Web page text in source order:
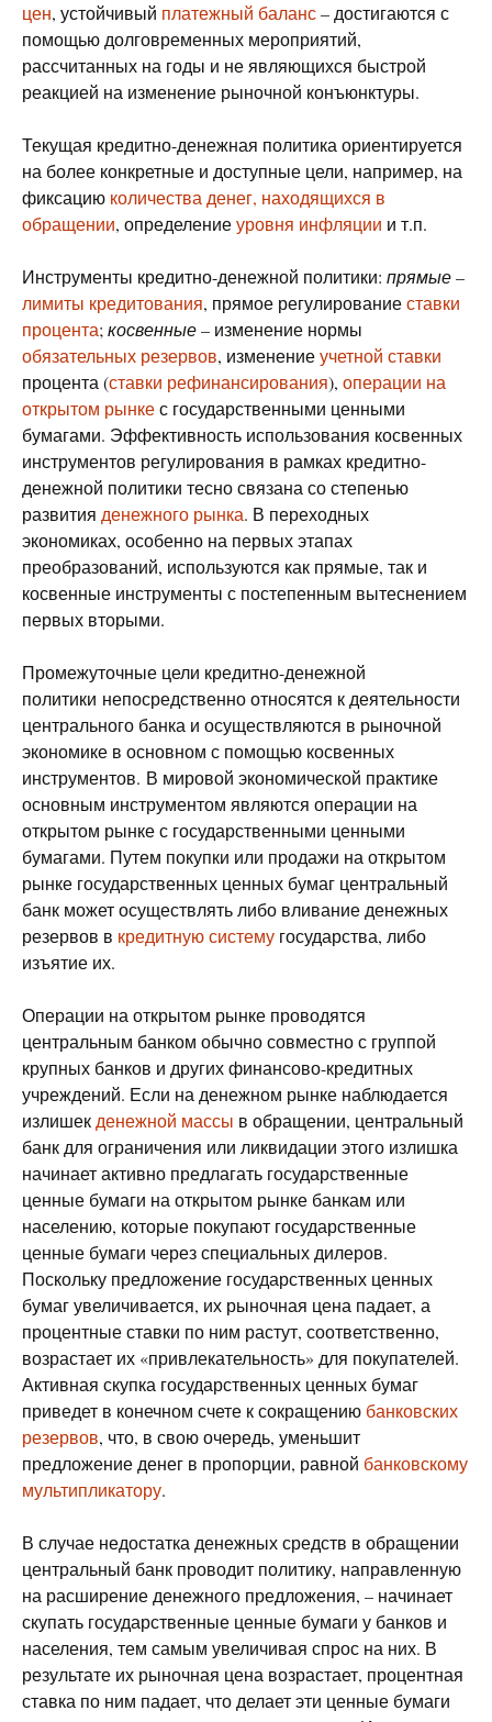
цен, устойчивый платежный баланс– достигаются с
помощью долговременных мероприятий,
рассчитанных на годы и не являющихся быстрой
реакцией на изменение рыночной конъюнктуры.
Текущая кредитно-денежная политика ориентируется
на более конкретные и доступные цели, например, на
фиксацию количества денег, находящихся в
обращении, определениеуровня инфляции и т.п.
Инструменты кредитно-денежной политики: прямые–
лимиты кредитования, прямое регулированиеставки
процента; косвенные– изменение нормы
обязательных резервов, изменениеучетной ставки
процента (ставки рефинансирования), операции на
открытом рынкес государственными ценными
бумагами. Эффективность использования косвенных
инструментов регулирования в рамках кредитно-
денежной политики тесно связана со степенью
развития денежного рынка. В переходных
экономиках, особенно на первых этапах
преобразований, используются как прямые, так и
косвенные инструменты с постепенным вытеснением
первых вторыми.
Промежуточные цели кредитно-денежной
политики непосредственно относятся к деятельности
центрального банка и осуществляются в рыночной
экономике в основном с помощью косвенных
инструментов. В мировой экономической практике
основным инструментом являются операции на
открытом рынке с государственными ценными
бумагами. Путем покупки или продажи на открытом
рынке государственных ценных бумаг центральный
банк может осуществлять либо вливание денежных
резервов в кредитную систему государства, либо
изъятие их.
Операции на открытом рынке проводятся
центральным банком обычно совместно с группой
крупных банков и других финансово-кредитных
учреждений. Если на денежном рынке наблюдается
излишек денежной массы в обращении, центральный
банк для ограничения или ликвидации этого излишка
начинает активно предлагать государственные
ценные бумаги на открытом рынке банкам или
населению, которые покупают государственные
ценные бумаги через специальных дилеров.
Поскольку предложение государственных ценных
бумаг увеличивается, их рыночная цена падает, а
процентные ставки по ним растут, соответственно,
возрастает их «привлекательность» для покупателей.
Активная скупка государственных ценных бумаг
приведет в конечном счете к сокращению банковских
резервов, что, в свою очередь, уменьшит
предложение денег в пропорции, равной банковскому
мультипликатору.
В случае недостатка денежных средств в обращении
центральный банк проводит политику, направленную
на расширение денежного предложения, – начинает
скупать государственные ценные бумаги у банков и
населения, тем самым увеличивая спрос на них. В
результате их рыночная цена возрастает, процентная
ставка по ним падает, что делает эти ценные бумаги